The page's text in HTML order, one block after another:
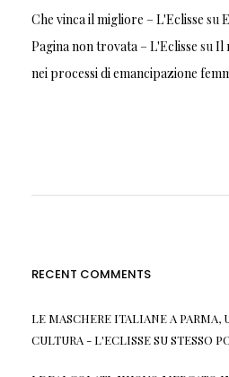
Che vinca il migliore – L'Eclisse su
Pagina non trovata – L'Eclisse suIl
nei processi di emancipazione
RECENT COMMENTS
LE MASCHERE ITALIANE A
CULTURA - L'ECLISSESUSTESSO